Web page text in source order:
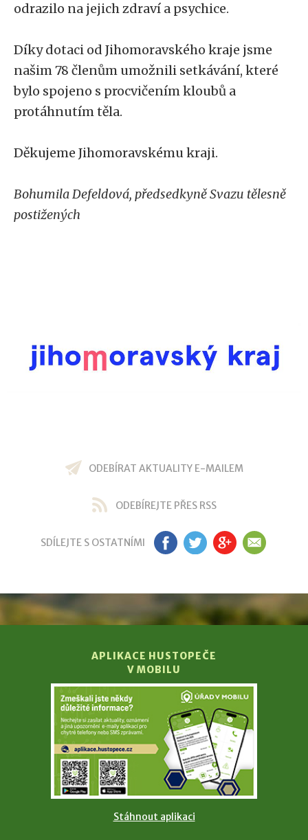
odrazilo na jejich zdraví a psychice.
Díky dotaci od Jihomoravského kraje jsme
našim 78 členům umožnili setkávání, které
bylo spojeno s procvičením kloubů a
protáhnutím těla.
Děkujeme Jihomoravskému kraji.
Bohumila Defeldová, předsedkyně Svazu tělesně
postižených
ODEBÍRAT AKTUALITY E-MAILEM
ODEBÍREJTE PŘES RSS
SDÍLEJTE S OSTATNÍMI FB TW GP EM
APLIKACE HUSTOPEČE
V MOBILU
Stáhnout aplikaci